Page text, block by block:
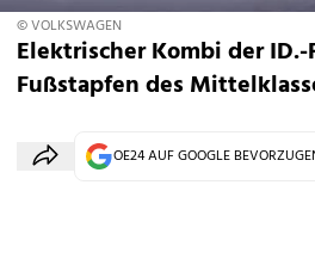
© VOLKSWAGEN
Elektrischer Kombi der
Fußstapfen des
OE24 AUF GOOGLE